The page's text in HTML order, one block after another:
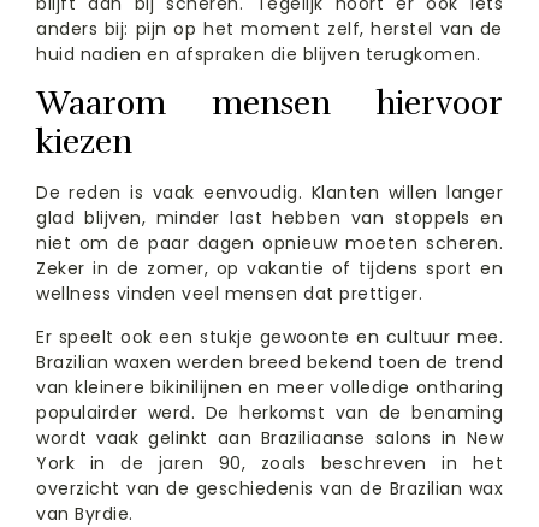
anders bij: pijn op het moment zelf, herstel van de
huid nadien en afspraken die blijven terugkomen.
Waarom mensen hiervoor
kiezen
De reden is vaak eenvoudig. Klanten willen langer
glad blijven, minder last hebben van stoppels en
niet om de paar dagen opnieuw moeten scheren.
Zeker in de zomer, op vakantie of tijdens sport en
wellness vinden veel mensen dat prettiger.
Er speelt ook een stukje gewoonte en cultuur mee.
Brazilian waxen werden breed bekend toen de trend
van kleinere bikinilijnen en meer volledige ontharing
populairder werd. De herkomst van de benaming
wordt vaak gelinkt aan Braziliaanse salons in New
York in de jaren 90, zoals beschreven in het
overzicht van de geschiedenis van de Brazilian wax
van Byrdie.